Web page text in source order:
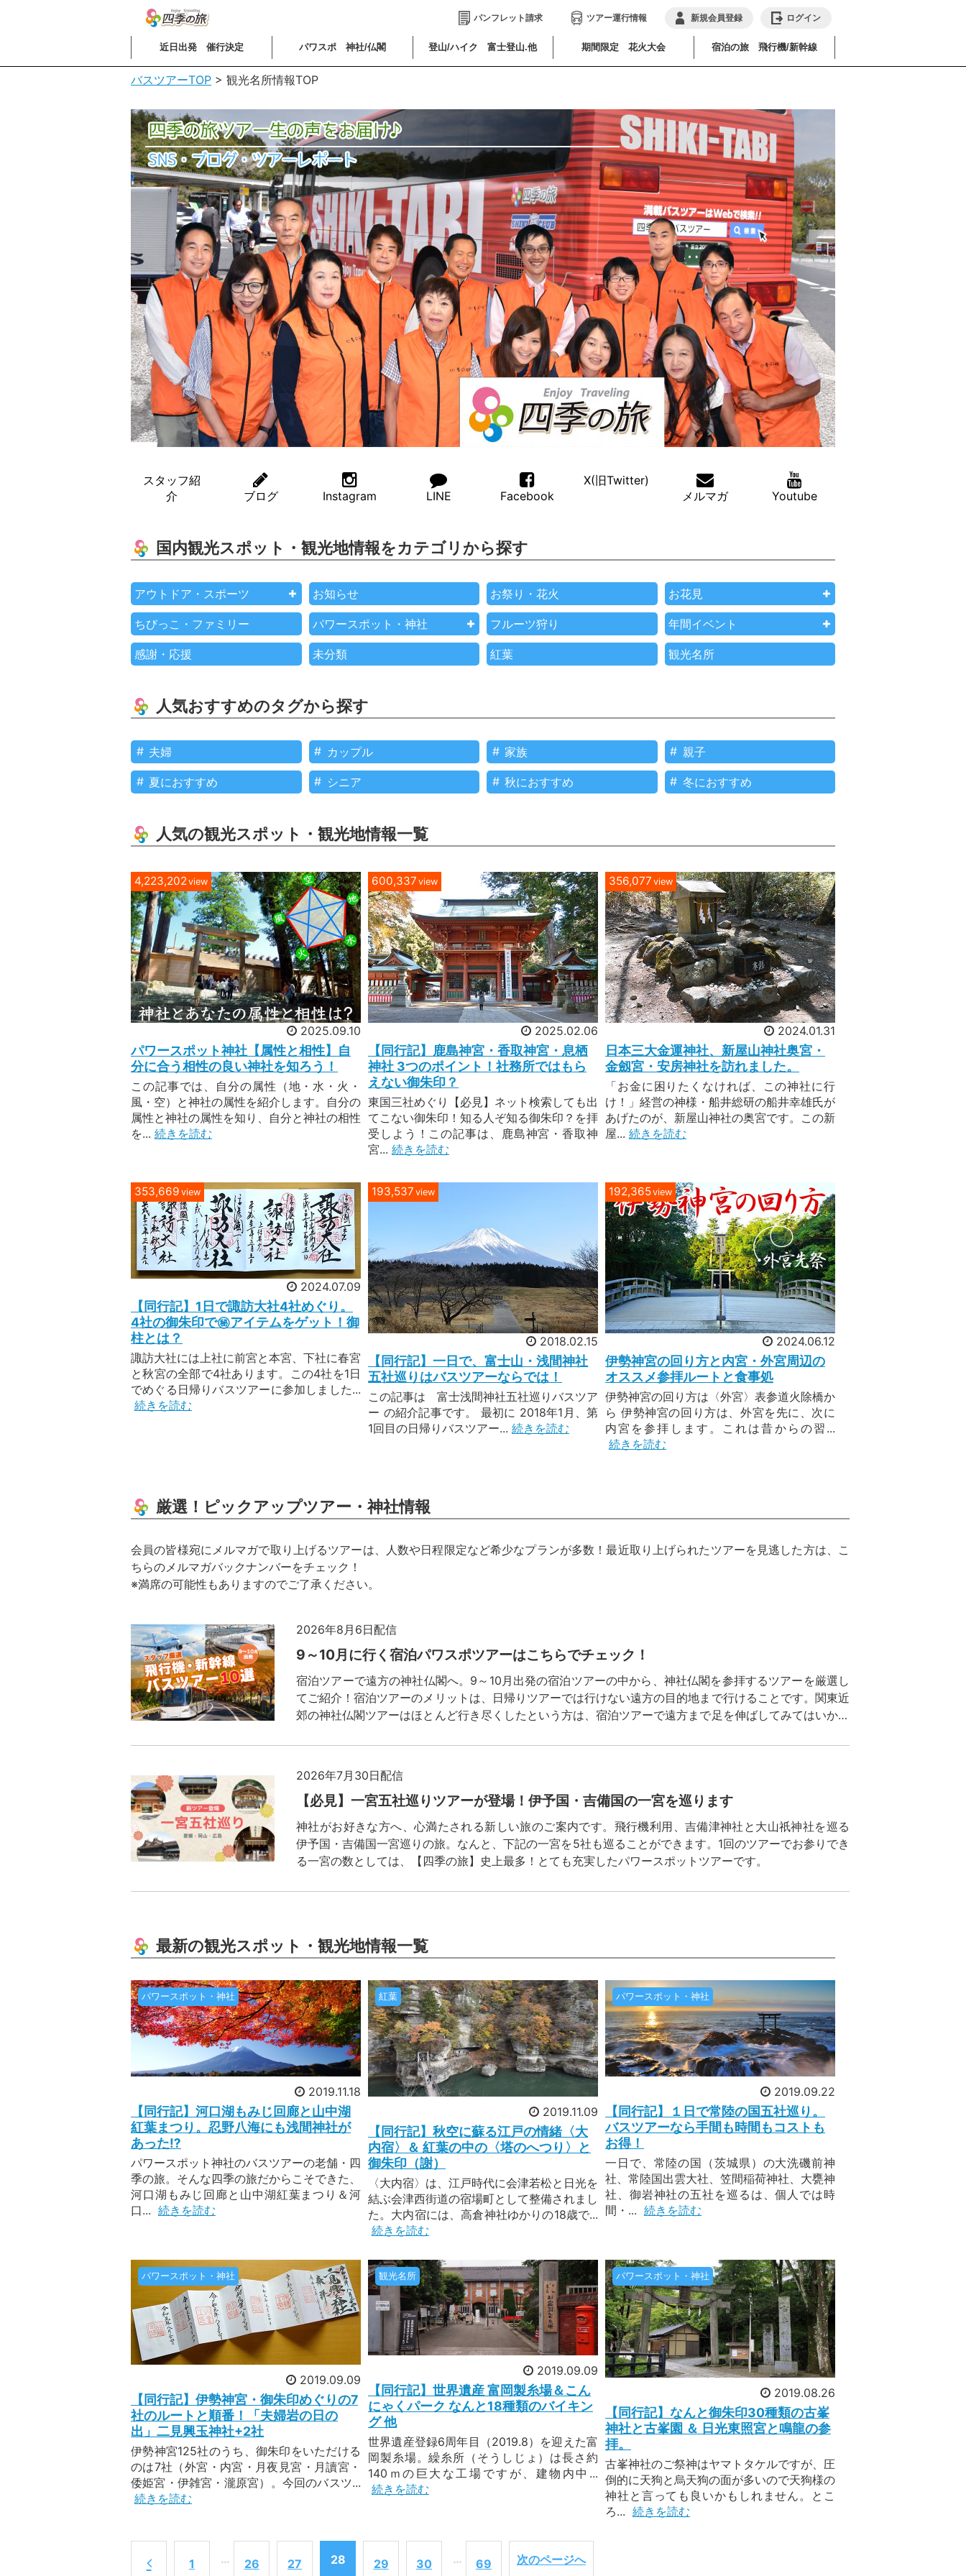
パンフレット請求 ツアー運行情報 新規会員登録 ログイン
近日出発 催行決定 パワスポ 神社/仏閣 登山/ハイク 富士登山.他 期間限定 花火大会 宿泊の旅 飛行機/新幹線
バスツアーTOP > 観光名所情報TOP
スタッフ紹
介
ブログ Instagram LINE Facebook
X(旧Twitter)
メルマガ
Youtube
国内観光スポット・観光地情報をカテゴリから探す
アウトドア・スポーツ お知らせ お祭り・花火 お花見
ちびっこ・ファミリー パワースポット・神社 フルーツ狩り 年間イベント
感謝・応援 未分類 紅葉 観光名所
人気おすすめのタグから探す
夫婦 カップル 家族 親子
夏におすすめ シニア 秋におすすめ 冬におすすめ
人気の観光スポット・観光地情報一覧
4,223,202view
2025.09.10
パワースポット神社【属性と相性】自
分に合う相性の良い神社を知ろう！
この記事では、自分の属性（地・水・火・
風・空）と神社の属性を紹介します。自分の
属性と神社の属性を知り、自分と神社の相性
を... 続きを読む
600,337 view
2025.02.06
【同行記】鹿島神宮・香取神宮・息栖
神社 3つのポイント！社務所ではもら
えない御朱印？
東国三社めぐり【必見】ネット検索しても出
てこない御朱印！知る人ぞ知る御朱印？を拝
受しよう！この記事は、鹿島神宮・香取神
宮... 続きを読む
356,077 view
2024.01.31
日本三大金運神社、新屋山神社奥宮・
金劔宮・安房神社を訪れました。
「お金に困りたくなければ、この神社に行
け！」経営の神様・船井総研の船井幸雄氏が
あげたのが、新屋山神社の奥宮です。この新
屋... 続きを読む
353,669 view
2024.07.09
【同行記】1日で諏訪大社4社めぐり。
4社の御朱印で㊙︎アイテムをゲット！御
柱とは？
諏訪大社には上社に前宮と本宮、下社に春宮
と秋宮の全部で4社あります。この4社を1日
でめぐる日帰りバスツアーに参加しました...
続きを読む
193,537 view
2018.02.15
【同行記】一日で、富士山・浅間神社
五社巡りはバスツアーならでは！
この記事は 富士浅間神社五社巡りバスツア
ー の紹介記事です。 最初に 2018年1月、第
1回目の日帰りバスツアー... 続きを読む
192,365view
2024.06.12
伊勢神宮の回り方と内宮・外宮周辺の
オススメ参拝ルートと食事処
伊勢神宮の回り方は〈外宮〉表参道火除橋か
ら 伊勢神宮の回り方は、外宮を先に、次に
内宮を参拝します。これは昔からの習...
続きを読む
厳選！ピックアップツアー・神社情報
会員の皆様宛にメルマガで取り上げるツアーは、人数や日程限定など希少なプランが多数！最近取り上げられたツアーを見逃した方は、こ
ちらのメルマガバックナンバーをチェック！
※満席の可能性もありますのでご了承ください。
2026年8月6日配信
9～10月に行く宿泊パワスポツアーはこちらでチェック！
宿泊ツアーで遠方の神社仏閣へ。9～10月出発の宿泊ツアーの中から、神社仏閣を参拝するツアーを厳選し
てご紹介！宿泊ツアーのメリットは、日帰りツアーでは行けない遠方の目的地まで行けることです。関東近
郊の神社仏閣ツアーはほとんど行き尽くしたという方は、宿泊ツアーで遠方まで足を伸ばしてみてはいかが
2026年7月30日配信
【必見】一宮五社巡りツアーが登場！伊予国・吉備国の一宮を巡ります
神社がお好きな方へ、心満たされる新しい旅のご案内です。飛行機利用、吉備津神社と大山祇神社を巡る
伊予国・吉備国一宮巡りの旅。なんと、下記の一宮を5社も巡ることができます。1回のツアーでお参りでき
る一宮の数としては、【四季の旅】史上最多！とても充実したパワースポットツアーです。
[年1回] 吉田の火祭り 限定御朱印も
が含まれるかは諸説あるのですが、よく名前が挙がるのが、山梨県富士吉田市「吉田の火祭り」。吉田の火
祭りは、北口本宮冨士浅間神社で行われる年1回限定の貴重なお祭りです。日本神話に基づいた伝統のお祭
りで、北口本宮冨士浅間神社と境内の諏訪神社の神様にたいまつを捧げる神事です。
2026年7月23日配信
[人気] 瀬戸内海を自転車で渡ろう！
瀬戸内海を、自分の足で渡ってみませんか？電動アシスト自転車で行くしまなみ海道完全走破と絶景の旅
なら、そんな夢のようなことが叶います！瀬戸内海の島々を結ぶ総距離70kmを2日間かけて絶景を楽しみ
ながら渡ります。 体力に自信のない方のために、安心の電動アシスト自転車をご用意していますのでご安
心ください。広島県の尾道をスタート。島々にかかる6つの橋を渡ることで瀬戸内海を自転車で横断。橋の
上から見る瀬戸内海は絶景です♪
2026年7月20日配信
爽やかな秋の山登り 四季の山旅
先日、白山の登拝ツアーをご案内して参りました。きれいなお花に癒されながら、美しい自然の中に息づく
信仰を四季の山旅ツアーならではのアットホームな雰囲気でお客様と一緒に味わわせていただきました。
今年の秋も、四季の山旅ならではのアットホームな雰囲気で、スタッフ一同頑張ってご案内してまいりま
す。 今シーズンは久しぶりに復活するツアーがいくつもあります！定番ツアーと共にピックアップして紹
介いたします。
2026年7月16日配信
[新] 12年に1度の午歳総開帳
今回は新ツアー発表のお知らせです。なんと、12年に1度というとても貴重なツアーです！ツアーのテーマ
十四観音霊場では、観音様の御眷属である馬にちなみ、12年に1度の午歳総開帳が行われます。総開帳と
は、普段は扉の奥にお祀りされていて見ることができない御本尊の扉を特別に開き、参拝者が観音様とより
深いご縁を結ぶこと。
日本一大きい花火はどこ？
最新の観光スポット・観光地情報一覧
パワースポット・神社
2019.11.18
【同行記】河口湖もみじ回廊と山中湖
紅葉まつり。忍野八海にも浅間神社が
あった⁉︎
パワースポット神社のバスツアーの老舗・四
季の旅。そんな四季の旅だからこそできた、
河口湖もみじ回廊と山中湖紅葉まつり＆河
口... 続きを読む
紅葉
2019.11.09
【同行記】秋空に蘇る江戸の情緒〈大
内宿〉＆ 紅葉の中の〈塔のへつり〉と
御朱印（謝）
〈大内宿〉は、江戸時代に会津若松と日光を
結ぶ会津西街道の宿場町として整備されまし
た。大内宿には、高倉神社ゆかりの18歳で...
続きを読む
パワースポット・神社
2019.09.22
【同行記】１日で常陸の国五社巡り。
バスツアーなら手間も時間もコストも
お得！
一日で、常陸の国（茨城県）の大洗磯前神
社、常陸国出雲大社、笠間稲荷神社、大甕神
社、御岩神社の五社を巡るは、個人では時
間・... 続きを読む
パワースポット・神社
2019.09.09
【同行記】伊勢神宮・御朱印めぐりの7
社のルートと順番！「夫婦岩の日の
出」二見興玉神社+2社
伊勢神宮125社のうち、御朱印をいただける
のは7社（外宮・内宮・月夜見宮・月讀宮・
倭姫宮・伊雑宮・瀧原宮）。今回のバスツ...
続きを読む
観光名所
2019.09.09
【同行記】世界遺産 富岡製糸場＆こん
にゃくパーク なんと18種類のバイキン
グ 他
世界遺産登録6周年目（2019.8）を迎えた富
岡製糸場。繰糸所（そうしじょ）は長さ約
140ｍの巨大な工場ですが、建物内中...
続きを読む
パワースポット・神社
2019.08.26
【同行記】なんと御朱印30種類の古峯
神社と古峯園 ＆ 日光東照宮と鳴龍の参
拝。
古峯神社のご祭神はヤマトタケルですが、圧
倒的に天狗と烏天狗の面が多いので天狗様の
神社と言っても良いかもしれません。とこ
ろ... 続きを読む
1 … 26 27 28 29 30 … 69 次のページへ